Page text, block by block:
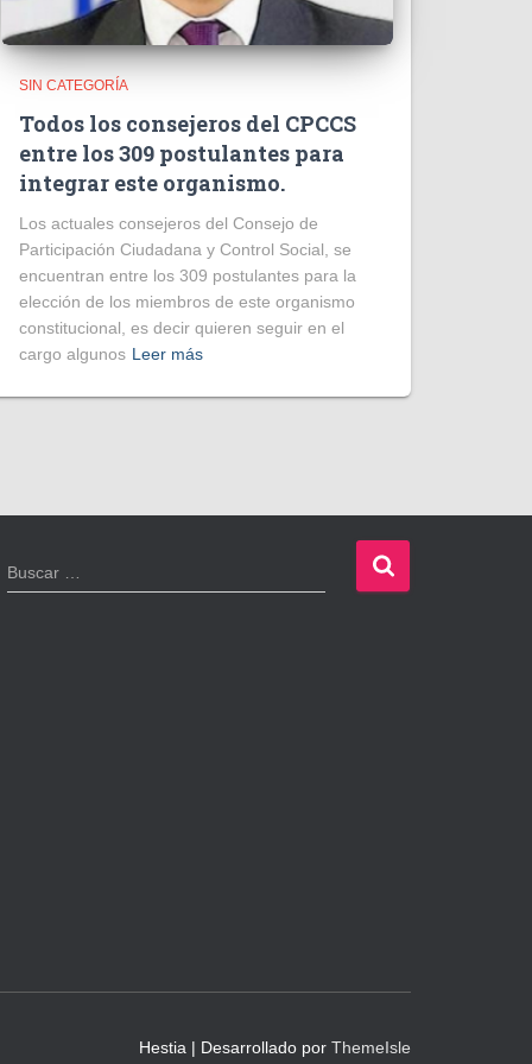
SIN CATEGORÍA
Todos los consejeros del CPCCS
entre los 309 postulantes para
integrar este organismo.
Los actuales consejeros del Consejo de
Participación Ciudadana y Control Social, se
encuentran entre los 309 postulantes para la
elección de los miembros de este organismo
constitucional, es decir quieren seguir en el
cargo algunos Leer más
B
u
Buscar …
Hestia | Desarrollado por ThemeIsle